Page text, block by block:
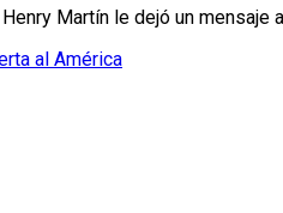
Martín le dejó un mensaje
al América